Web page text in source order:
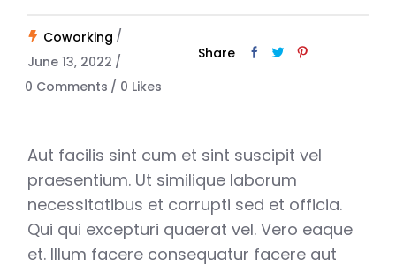
Coworking
June 13, 2022
0 Comments
0 Likes
Share
Aut facilis sint cum et sint suscipit vel
praesentium. Ut similique laborum
necessitatibus et corrupti sed et officia.
Qui qui excepturi quaerat vel. Vero eaque
et. Illum facere consequatur facere aut